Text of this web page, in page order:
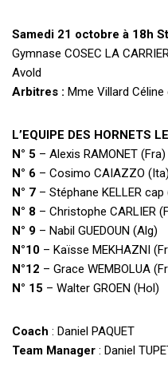
Samedi 21 octobre à 18h
Gymnase COSEC LA
Avold
Arbitres : Mme Villard
L’EQUIPE DES HORNETS
N° 5 – Alexis RAMONET (Fra)
N° 6 – Cosimo CAIAZZO (Ita)
N° 7 – Stéphane KELLER cap
N° 8 – Christophe CARLIER
N° 9 – Nabil GUEDOUN (Alg)
N°10 – Kaïsse MEKHAZNI
N°12 – Grace WEMBOLUA
N° 15 – Walter GROEN (Hol)
Coach : Daniel PAQUET
Team Manager : Daniel